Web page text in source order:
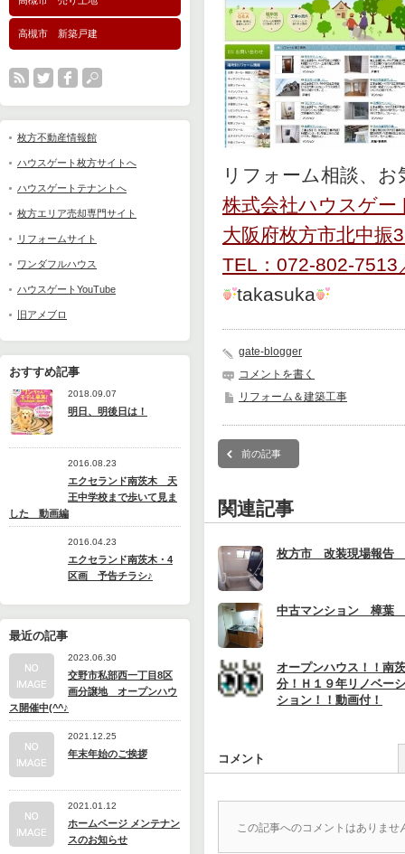
高槻市 新築戸建
枚方不動産情報館
ハウスゲート枚方サイトへ
ハウスゲートテナントへ
枚方エリア売却専門サイト
リフォームサイト
ワンダフルハウス
ハウスゲートYouTube
旧アメブロ
おすすめ記事
2018.09.07
明日、明後日は！
2016.08.23
エクセランド南茨木 天
王中学校まで歩いて見ま
した 動画編
2016.04.23
エクセランド南茨木・4
区画 予告チラシ♪
最近の記事
2023.06.30
交野市私部西一丁目8区
画分譲地 オープンハウ
ス開催中(^^♪
2021.12.25
年末年始のご挨拶
2021.01.12
ホームページ メンテナン
スのお知らせ
リフォーム相談、
株式会社ハウスゲ
大阪府枚方市北中振
TEL：072-802-7513
takasuka
gate-blogger
コメントを書く
リフォーム＆建築工事
前の記事
関連記事
枚方市 改装現場報告
中古マンション 樟葉
オープンハウス！！南
分！Ｈ１９年リノベー
ション！！動画付！
コメント
この記事へのコメントはありませ